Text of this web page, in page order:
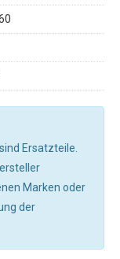
Ersatzteile.
Marken oder
der